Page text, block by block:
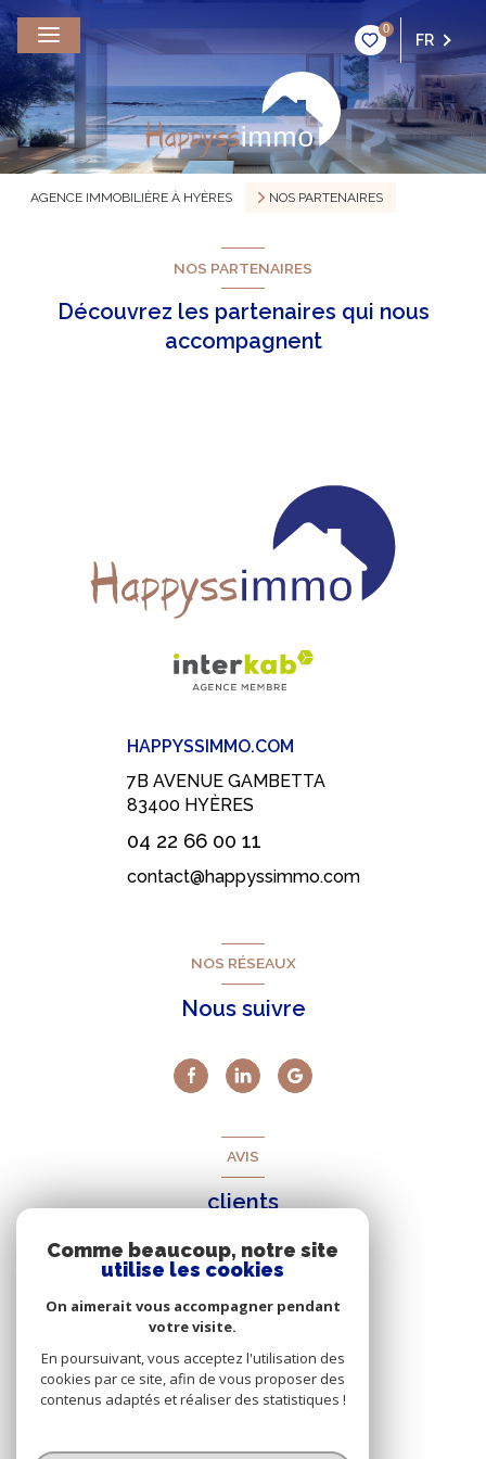
0
FR
AGENCE IMMOBILIÈRE À HYÈRES NOS PARTENAIRES
NOS PARTENAIRES
Découvrez les partenaires qui nous
accompagnent
HAPPYSSIMMO.COM
7B AVENUE GAMBETTA
83400 HYÈRES
04 22 66 00 11
contact@happyssimmo.com
NOS RÉSEAUX
Nous suivre
AVIS
clients
© 2026 | Tous droits réservés
Comme beaucoup, notre site
utilise les cookies
On aimerait vous accompagner pendant
votre visite.
En poursuivant, vous acceptez l'utilisation des
cookies par ce site, afin de vous proposer des
contenus adaptés et réaliser des statistiques !